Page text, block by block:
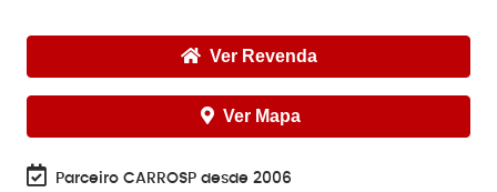
Ver Revenda
Ver Mapa
Parceiro CARROSP desde 2006